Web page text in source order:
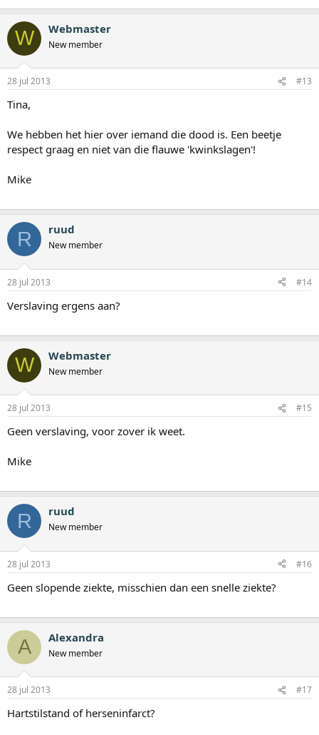
W Webmaster
New member
28 jul 2013 #13
Tina,
We hebben het hier over iemand die dood is. Een beetje
respect graag en niet van die flauwe 'kwinkslagen'!
Mike
R ruud
New member
28 jul 2013 #14
Verslaving ergens aan?
W Webmaster
New member
28 jul 2013 #15
Geen verslaving, voor zover ik weet.
Mike
R ruud
New member
28 jul 2013 #16
Geen slopende ziekte, misschien dan een snelle ziekte?
A Alexandra
New member
28 jul 2013 #17
Hartstilstand of herseninfarct?